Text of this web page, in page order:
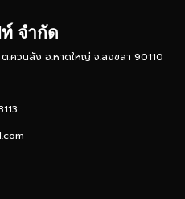
จำกัด
.ควนลัง อ.หาดใหญ่ จ.สงขลา 90110